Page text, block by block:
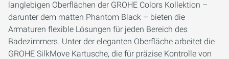
langlebigen Oberflächen der GROHE Colors Kollektion –
darunter dem matten Phantom Black – bieten die
Armaturen flexible Lösungen für jeden Bereich des
Badezimmers. Unter der eleganten Oberfläche arbeitet die
GROHE SilkMove Kartusche, die für präzise Kontrolle von